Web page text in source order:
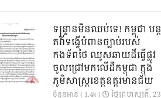
ទន្ទ្រានមិនឈប់ទេ! កម្ពុជា បន្ត
តវ៉ាទង្វើបំពានច្បាប់របស់
កងទ័ពថៃ ឈូសឆាយដីធ្វើផ្លូវ
ចូលជ្រៅមកលើដីកម្ពុជា ក្នុង
ភូមិសាស្ត្រខេត្តឧត្តរមានជ័យ
ចំនួនអាន ( 1.4k ) ថ្ងៃ​ព្រហស្បតិ៍, 23